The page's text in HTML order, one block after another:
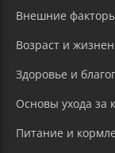
Внешние
Возраст и
Здоровье и
Основы ухода за
Питание и